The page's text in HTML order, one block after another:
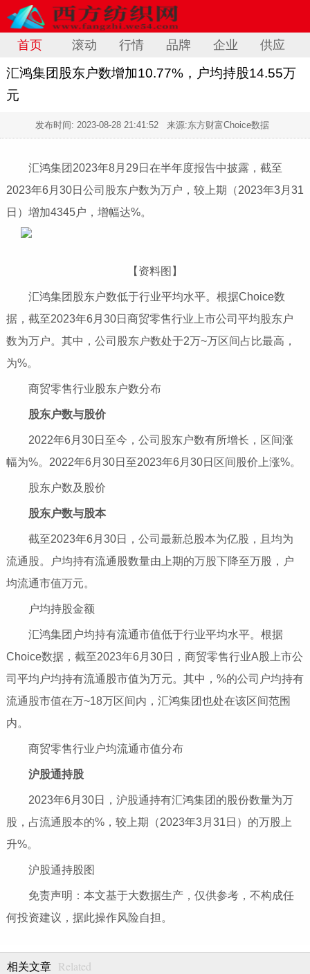
首页 滚动 行情 品牌 企业 供应
汇鸿集团股东户数增加10.77%，户均持股14.55万
元
发布时间: 2023-08-28 21:41:52 来源:东方财富Choice数据
汇鸿集团2023年8月29日在半年度报告中披露，截至
2023年6月30日公司股东户数为万户，较上期（2023年3月31
日）增加4345户，增幅达%。
【资料图】
汇鸿集团股东户数低于行业平均水平。根据Choice数
据，截至2023年6月30日商贸零售行业上市公司平均股东户
数为万户。其中，公司股东户数处于2万~万区间占比最高，
为%。
商贸零售行业股东户数分布
股东户数与股价
2022年6月30日至今，公司股东户数有所增长，区间涨
幅为%。2022年6月30日至2023年6月30日区间股价上涨%。
股东户数及股价
股东户数与股本
截至2023年6月30日，公司最新总股本为亿股，且均为
流通股。户均持有流通股数量由上期的万股下降至万股，户
均流通市值万元。
户均持股金额
汇鸿集团户均持有流通市值低于行业平均水平。根据
Choice数据，截至2023年6月30日，商贸零售行业A股上市公
司平均户均持有流通股市值为万元。其中，%的公司户均持有
流通股市值在万~18万区间内，汇鸿集团也处在该区间范围
内。
商贸零售行业户均流通市值分布
沪股通持股
2023年6月30日，沪股通持有汇鸿集团的股份数量为万
股，占流通股本的%，较上期（2023年3月31日）的万股上
升%。
沪股通持股图
免责声明：本文基于大数据生产，仅供参考，不构成任
何投资建议，据此操作风险自担。
相关文章 Related